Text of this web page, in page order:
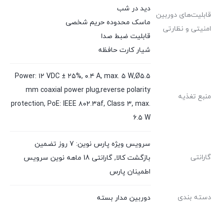
قابلیت‌های دوربین
امنیتی و نظارتی
دید در شب
ماسک محدوده حریم شخصی
قابلیت ضبط صدا
شیار کارت حافظه
منبع تغذیه
Power: ۱۲ VDC ± ۲۵%, ۰.۴ A, max. ۵ W,Ø۵.۵
mm coaxial power plug,reverse polarity
protection, PoE: IEEE ۸۰۲.۳af, Class ۳, max.
۶.۵ W
گارانتی
سرویس ویژه پارس نوین: 7 روز تضمین
بازگشت کالا, گارانتی 18 ماهه نوین سرویس
اطمینان پارس
دسته بندی دوربین مدار بسته